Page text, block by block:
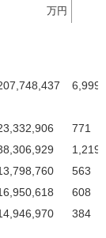
万円
6,999
771
1,219
563
608
384